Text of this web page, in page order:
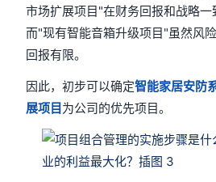
市场扩展项目"在财务回报和战略一
而"现有智能音箱升级项目"虽然风
回报有限。
因此，初步可以确定智能家居安防
展项目为公司的优先项目。